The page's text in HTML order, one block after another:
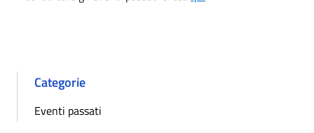
Categorie
Eventi passati